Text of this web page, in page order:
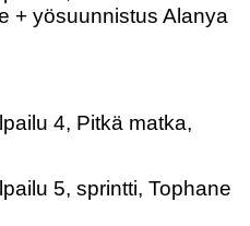
+ yösuunnistus Alanya
4, Pitkä matka,
5, sprintti, Tophane